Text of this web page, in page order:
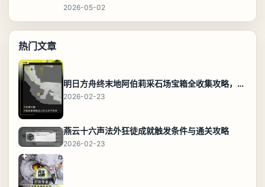
2026-05-02
热门文章
明日方舟终末地阿伯莉采石场宝箱全收集攻略，全点位分布图与路线
2026-02-23
燕云十六声法外狂徒成就触发条件与通关攻略
2026-02-23